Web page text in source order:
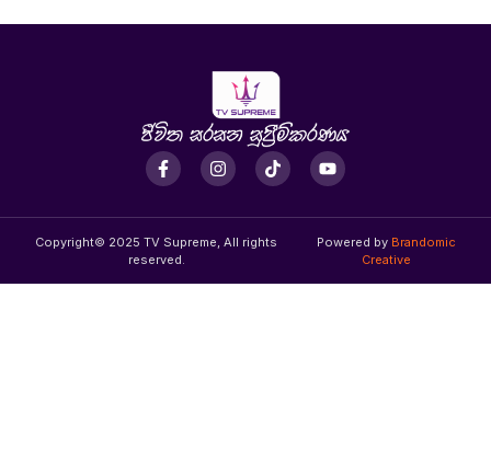
Copyright© 2025 TV Supreme, All rights
reserved.
Powered by Brandomic
Creative